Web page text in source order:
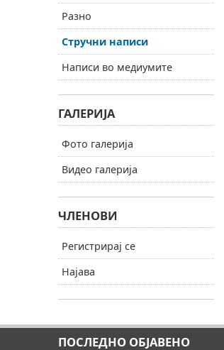
Разно
Стручни написи
Написи во медиумите
ГАЛЕРИЈА
Фото галерија
Видео галерија
ЧЛЕНОВИ
Регистрирај се
Најава
ПОСЛЕДНО ОБЈАВЕНО